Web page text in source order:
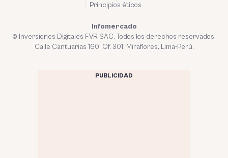
Principios éticos
Infomercado
© Inversiones Digitales FVR SAC. Todos los derechos reservados.
Calle Cantuarias 160. Of. 301. Miraflores, Lima-Perú.
PUBLICIDAD